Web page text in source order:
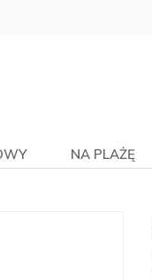
NA PLAŻĘ